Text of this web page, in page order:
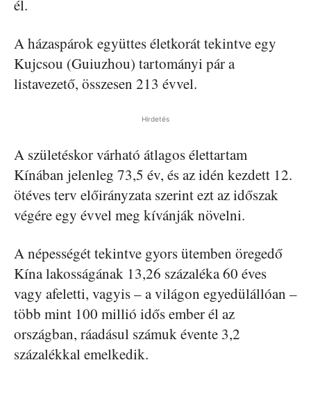
él.
A házaspárok együttes életkorát tekintve egy
Kujcsou (Guiuzhou) tartományi pár a
listavezető, összesen 213 évvel.
Hirdetés
A születéskor várható átlagos élettartam
Kínában jelenleg 73,5 év, és az idén kezdett 12.
ötéves terv előirányzata szerint ezt az időszak
végére egy évvel meg kívánják növelni.
A népességét tekintve gyors ütemben öregedő
Kína lakosságának 13,26 százaléka 60 éves
vagy afeletti, vagyis – a világon egyedülállóan –
több mint 100 millió idős ember él az
országban, ráadásul számuk évente 3,2
százalékkal emelkedik.